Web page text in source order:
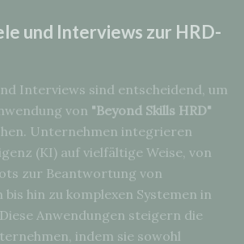
und Interviews zur HRD-
Interviews sind entscheidend, um
von "Beyond Skills HRD"
Unternehmen integrieren
(KI) auf vielfältige Weise, von
zur Beantwortung von
hin zu komplexen Systemen in
Anwendungen steigern die
indem sie sowohl